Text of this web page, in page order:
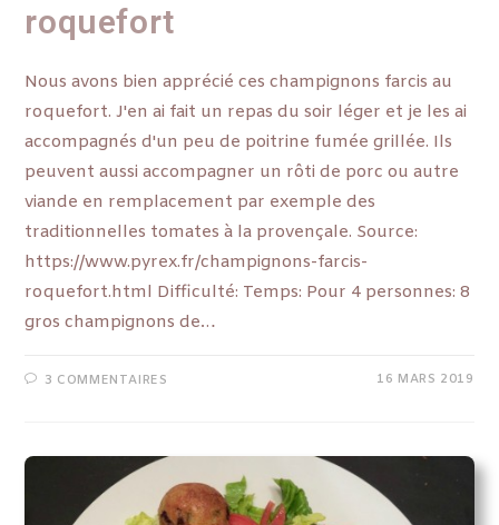
roquefort
Nous avons bien apprécié ces champignons farcis au
roquefort. J'en ai fait un repas du soir léger et je les ai
accompagnés d'un peu de poitrine fumée grillée. Ils
peuvent aussi accompagner un rôti de porc ou autre
viande en remplacement par exemple des
traditionnelles tomates à la provençale. Source:
https://www.pyrex.fr/champignons-farcis-
roquefort.html Difficulté: Temps: Pour 4 personnes: 8
gros champignons de…
3 COMMENTAIRES 16 MARS 2019